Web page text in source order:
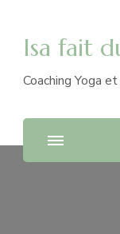
Isa fait
Coaching Yoga